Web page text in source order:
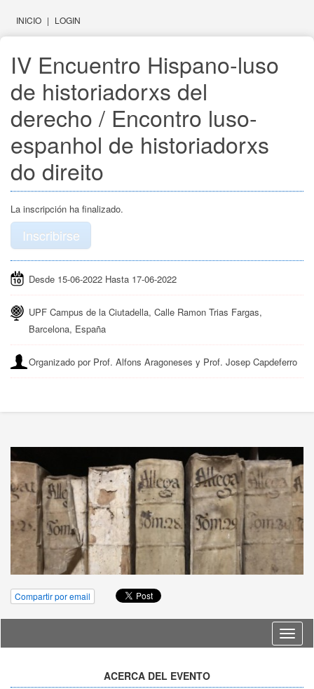
INICIO | LOGIN
IV Encuentro Hispano-luso
de historiadorxs del
derecho / Encontro luso-
espanhol de historiadorxs
do direito
La inscripción ha finalizado.
Inscribirse
Desde 15-06-2022 Hasta 17-06-2022
UPF Campus de la Ciutadella, Calle Ramon Trias Fargas,
Barcelona, España
Organizado por Prof. Alfons Aragoneses y Prof. Josep Capdeferro
Compartir por email
Idioma
ACERCA DEL EVENTO